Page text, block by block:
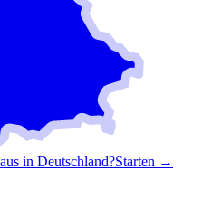
in Deutschland?Starten →